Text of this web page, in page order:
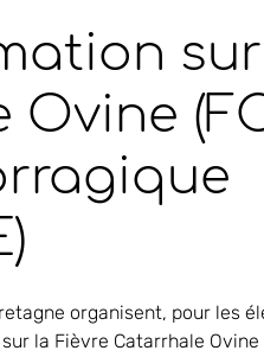
organisent, pour les
la Fièvre Catarrhale Ovine